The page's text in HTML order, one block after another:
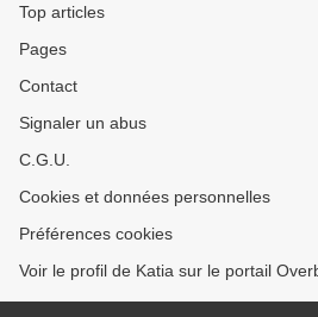
Top articles
Pages
Contact
Signaler un abus
C.G.U.
Cookies et données personnelles
Préférences cookies
Voir le profil de Katia sur le portail